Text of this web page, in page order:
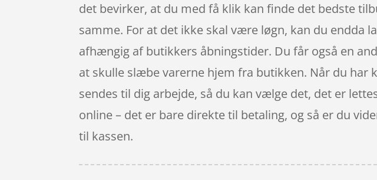
det bevirker, at du med få klik kan finde det bedste
samme. For at det ikke skal være løgn, kan du endda
afhængig af butikkers åbningstider. Du får også en
at skulle slæbe varerne hjem fra butikken. Når du har
sendes til dig arbejde, så du kan vælge det, det er
online – det er bare direkte til betaling, og så er du
til kassen.